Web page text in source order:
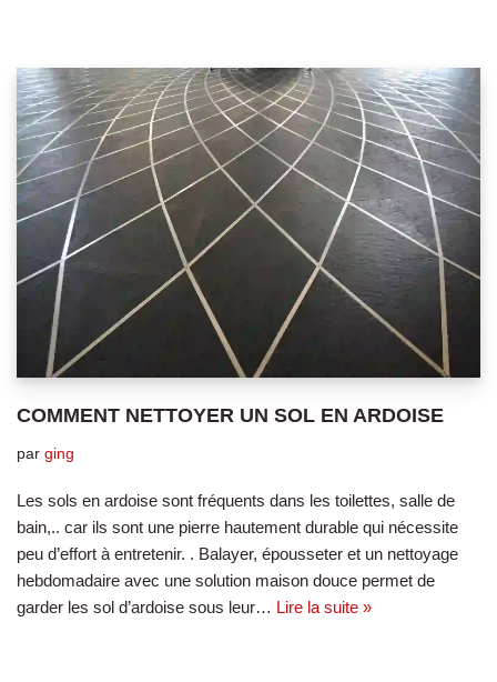
COMMENT NETTOYER UN SOL EN ARDOISE
par ging
Les sols en ardoise sont fréquents dans les toilettes, salle de
bain,.. car ils sont une pierre hautement durable qui nécessite
peu d’effort à entretenir. . Balayer, épousseter et un nettoyage
hebdomadaire avec une solution maison douce permet de
garder les sol d’ardoise sous leur… Lire la suite »